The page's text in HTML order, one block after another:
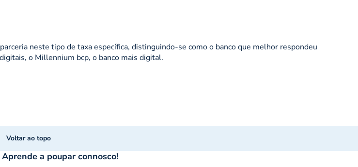
neste tipo de taxa específica, distinguindo-se como o banco que melhor respondeu
o Millennium bcp, o banco mais digital.
Voltar ao topo
Aprende a poupar connosco!